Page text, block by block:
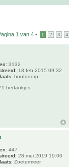
1 van 4 • 1 2 3 4
3132
18 feb 2015 09:32
hoofddorp
bedankjes
447
28 mei 2019 19:00
Zoetermeer